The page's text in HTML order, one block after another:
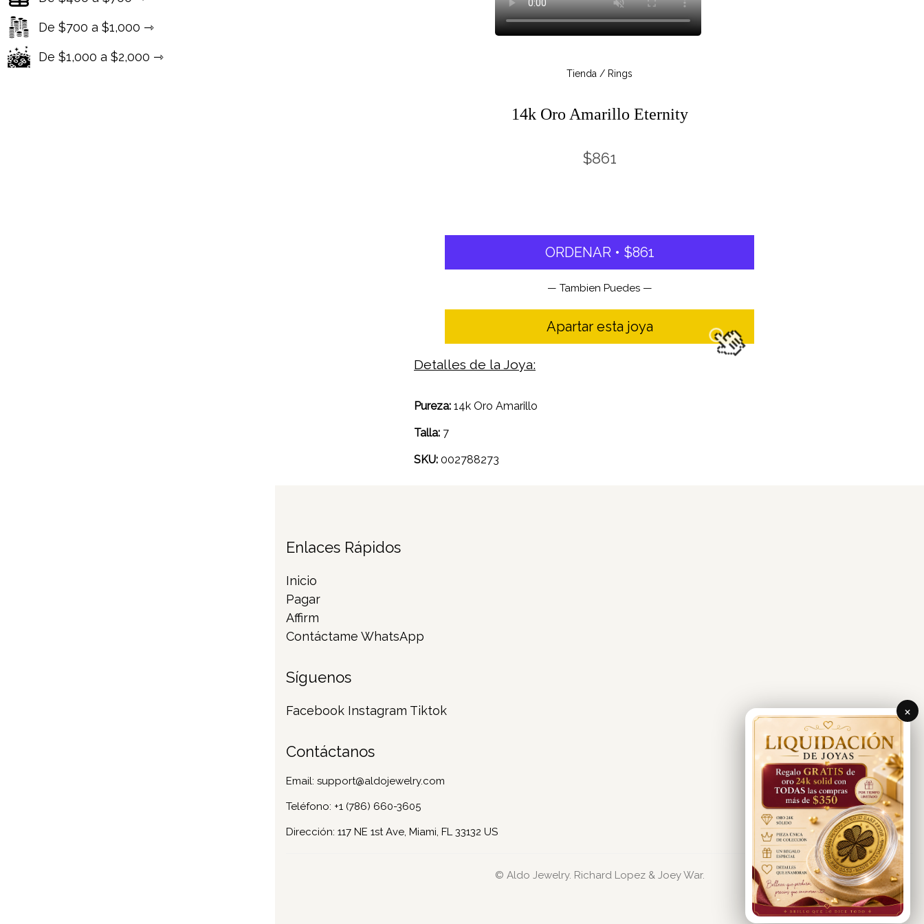
De $700 a $1,000 ⇾
De $1,000 a $2,000 ⇾
Tienda / Rings
14k Oro Amarillo Eternity
$861
ORDENAR • $861
— Tambien Puedes —
Apartar esta joya
Detalles de la Joya:
Pureza: 14k Oro Amarillo
Talla: 7
SKU: 002788273
Enlaces Rápidos
Inicio
Pagar
Affirm
Contáctame WhatsApp
Síguenos
Facebook Instagram Tiktok
Contáctanos
Email: support@aldojewelry.com
Teléfono: +1 (786) 660-3605
Dirección: 117 NE 1st Ave, Miami, FL 33132 US
© Aldo Jewelry. Richard Lopez & Joey War.
×